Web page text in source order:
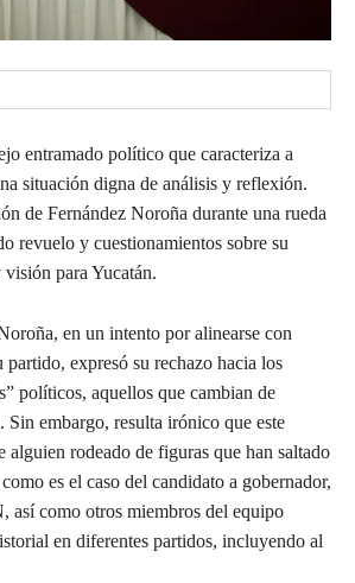
entramado político que caracteriza a
situación digna de análisis y reflexión.
de Fernández Noroña durante una rueda
revuelo y cuestionamientos sobre su
para Yucatán.
en un intento por alinearse con
partido, expresó su rechazo hacia los
políticos, aquellos que cambian de
embargo, resulta irónico que este
alguien rodeado de figuras que han saltado
es el caso del candidato a gobernador,
así como otros miembros del equipo
en diferentes partidos, incluyendo al